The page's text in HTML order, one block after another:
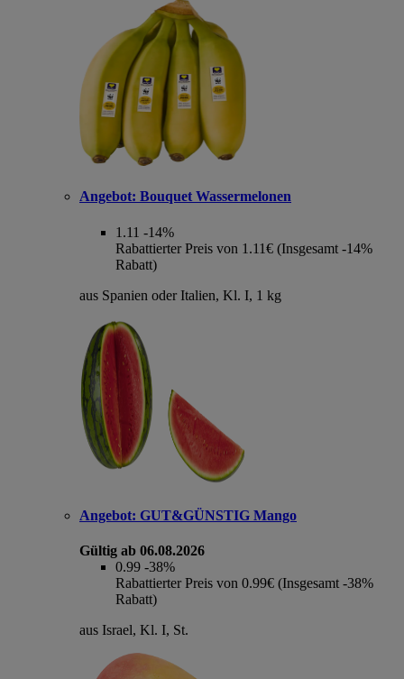
Angebot: Bouquet Wassermelonen
1.11 -14%
Rabattierter Preis von 1.11€ (Insgesamt -14%
Rabatt)
aus Spanien oder Italien, Kl. I, 1 kg
Angebot: GUT&GÜNSTIG Mango
Gültig ab 06.08.2026
0.99 -38%
Rabattierter Preis von 0.99€ (Insgesamt -38%
Rabatt)
aus Israel, Kl. I, St.